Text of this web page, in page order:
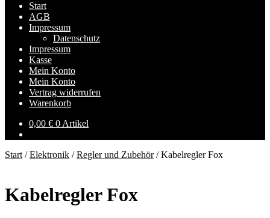
Start
AGB
Impressum
Datenschutz
Impressum
Kasse
Mein Konto
Mein Konto
Vertrag widerrufen
Warenkorb
0,00 € 0 Artikel
Start /Elektronik /Regler und Zubehör/Kabelregler Fox
Kabelregler Fox